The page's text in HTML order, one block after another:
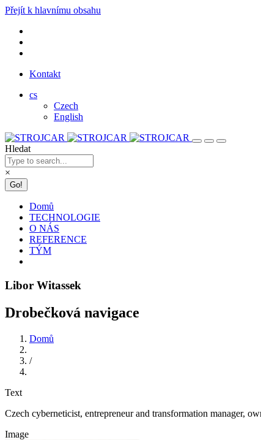
Přejít k hlavnímu obsahu
Kontakt
cs
Czech
English
Hledat
×
Domů
TECHNOLOGIE
O NÁS
REFERENCE
TÝM
Libor Witassek
Drobečková navigace
Domů
/
Text
Czech cyberneticist, entrepreneur and transformation manager,
Image